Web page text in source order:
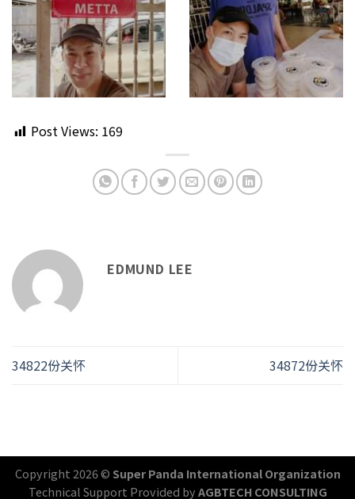
Post Views: 169
EDMUND LEE
34822份关怀 34872份关怀
Copyright 2026 © Super Panda International Organization
Technical Support Provided byAGBTECH CONSULTING